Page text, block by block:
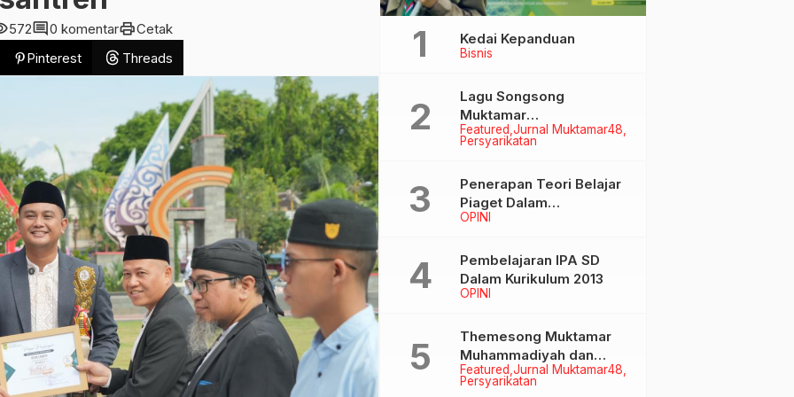
572comment0 komentarprintCetak
Pinterest Threads Bisnis
Kedai Kepanduan
Featured Jurnal Muktamar48
Persyarikatan
Lagu Songsong
Muktamar
Muhammadiyah &
Aisyiyah ke-48
OPINI
Penerapan Teori Belajar
Piaget Dalam
Pembelanjaran IPA SD
OPINI
Pembelajaran IPA SD
Dalam Kurikulum 2013
Featured Jurnal Muktamar48
Persyarikatan
Themesong Muktamar
Muhammadiyah dan
Aisyiyah Ke-48